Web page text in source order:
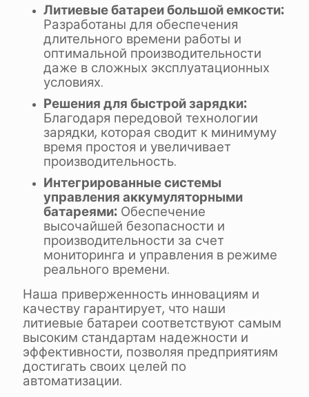
Литиевые батареи большой емкости:
Разработаны для обеспечения
длительного времени работы и
оптимальной производительности
даже в сложных эксплуатационных
условиях.
Решения для быстрой зарядки:
Благодаря передовой технологии
зарядки, которая сводит к минимуму
время простоя и увеличивает
производительность.
Интегрированные системы
управления аккумуляторными
батареями: Обеспечение
высочайшей безопасности и
производительности за счет
мониторинга и управления в режиме
реального времени.
Наша приверженность инновациям и
качеству гарантирует, что наши
литиевые батареи соответствуют самым
высоким стандартам надежности и
эффективности, позволяя предприятиям
достигать своих целей по
автоматизации.